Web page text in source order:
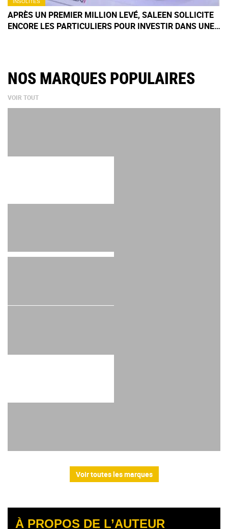
INSOLITES
APRÈS UN PREMIER MILLION LEVÉ, SALEEN SOLLICITE
ENCORE LES PARTICULIERS POUR INVESTIR DANS UNE
NOS MARQUES POPULAIRES
VOIR TOUT
Voir toutes les marques
À PROPOS DE L’AUTEUR